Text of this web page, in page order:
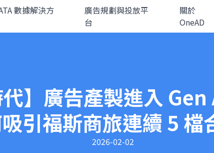
數據解決方
廣告規劃與投放平
台
關於
OneAD
代】廣告產製進入
引福斯商旅連續 5 檔
2026-02-02